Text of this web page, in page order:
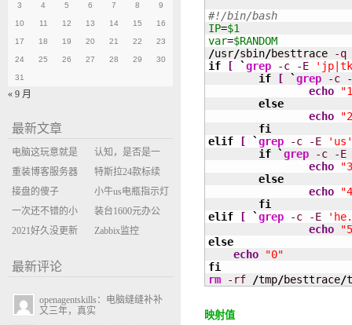
#!/bin/bash
IP=$1
var=$RANDOM
/usr/sbin/besttrace
-q
if
[ `grep -c -E
if
[ `grep -c
echo
else
echo
fi
elif
[ `grep -c -E
'us'
if
`grep -c
-E
echo
else
echo
fi
elif
[ `grep -c -E
echo
else
echo
"0"
fi
rm
-rf /tmp/besttrace/
映射值
3 4 5 6 7 8 9
10 11 12 13 14 15 16
17 18 19 20 21 22 23
24 25 26 27 28 29 30
31
« 9 月
最新文章
电脑这玩意就是
缝缝补补的事
认知，是否是一
座大山？当架构
决策变成配置清
单比价
重装博客服务器
环境
特斯拉24款标续
Model Y 2万公里
使用体验
接盘的傻子
小牛us电瓶指示灯
闪三次不上电
一次还不错的小
米售后体验
装台1600元办公
主机
2021好久没更新
Zabbix监控
最新评论
openagentskills：电脑缝缝补补
又三年，真实